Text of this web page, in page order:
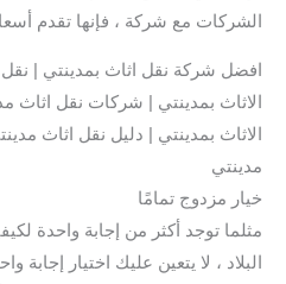
الشركات مع شركة ، فإنها تقدم
افضل شركة نقل اثاث بمدينتي |
الاثاث بمدينتي | شركات نقل اثاث
الاثاث بمدينتي | دليل نقل اثاث
مدينتي
خيار مزدوج تمامًا
مثلما توجد أكثر من إجابة واحدة
البلاد ، لا يتعين عليك اختيار